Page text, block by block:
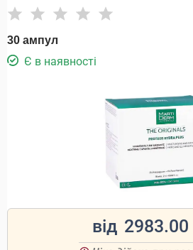
30 ампул
Є в наявності
від 2983.00